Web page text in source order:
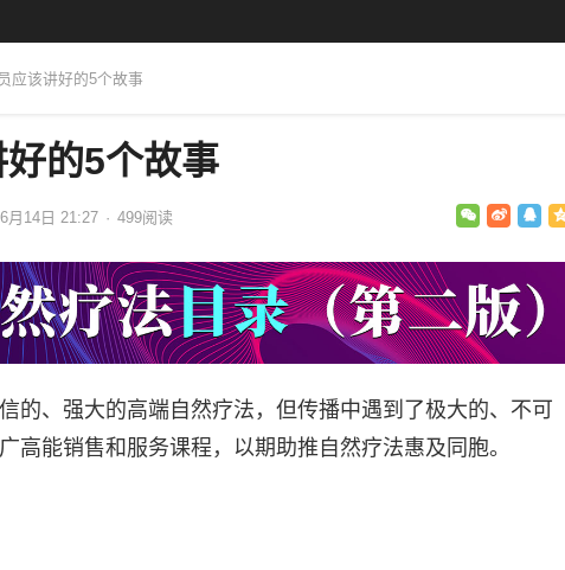
应该讲好的5个故事
的5个故事
月14日 21:27 · 499阅读
的、强大的高端自然疗法，但传播中遇到了极大的、不可
高能销售和服务课程，以期助推自然疗法惠及同胞。